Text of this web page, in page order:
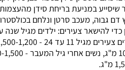
בריחת סידן מהעצמות ומחוט
סרטן ונלחם בכולסטרול.
צעירים: ילדים מגיל שנה עד עשר -
800 מ"ג: ילדים ומבוגרים צעירים מגיל 11 עד 24 - 1,500-1,200 מ"ג:
נשים בגיל 25-50 - 1000 מ"ג, נשים אחרי גיל המעבר - 1,000-1,500: